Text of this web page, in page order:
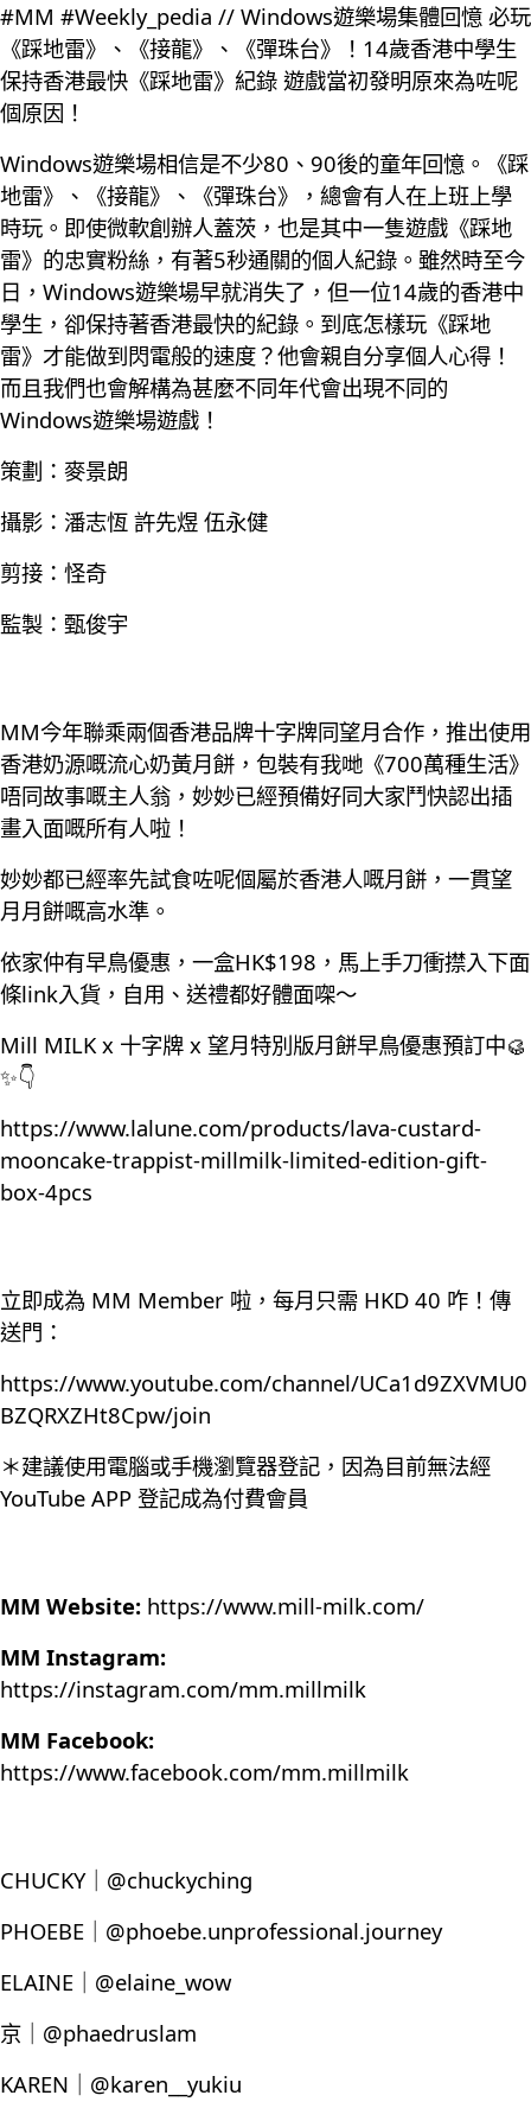
#MM #Weekly_pedia // Windows遊樂場集體回憶 必玩
《踩地雷》、《接龍》、《彈珠台》！14歲香港中學生
保持香港最快《踩地雷》紀錄 遊戲當初發明原來為咗呢
個原因！
Windows遊樂場相信是不少80、90後的童年回憶。《踩
地雷》、《接龍》、《彈珠台》，總會有人在上班上學
時玩。即使微軟創辦人蓋茨，也是其中一隻遊戲《踩地
雷》的忠實粉絲，有著5秒通關的個人紀錄。雖然時至今
日，Windows遊樂場早就消失了，但一位14歲的香港中
學生，卻保持著香港最快的紀錄。到底怎樣玩《踩地
雷》才能做到閃電般的速度？他會親自分享個人心得！
而且我們也會解構為甚麼不同年代會出現不同的
Windows遊樂場遊戲！
策劃：麥景朗
攝影：潘志恆 許先煜 伍永健
剪接：怪奇
監製：甄俊宇
MM今年聯乘兩個香港品牌十字牌同望月合作，推出使用
香港奶源嘅流心奶黃月餅，包裝有我哋《700萬種生活》
唔同故事嘅主人翁，妙妙已經預備好同大家鬥快認出插
畫入面嘅所有人啦！
妙妙都已經率先試食咗呢個屬於香港人嘅月餅，一貫望
月月餅嘅高水準。
依家仲有早鳥優惠，一盒HK$198，馬上手刀衝㩒入下面
條link入貨，自用、送禮都好體面㗎～
Mill MILK x 十字牌 x 望月特別版月餅早鳥優惠預訂中🥮
✨👇
https://www.lalune.com/products/lava-custard-
mooncake-trappist-millmilk-limited-edition-gift-
box-4pcs
立即成為 MM Member 啦，每月只需 HKD 40 咋！傳
送門：
https://www.youtube.com/channel/UCa1d9ZXVMU0
BZQRXZHt8Cpw/join
＊建議使用電腦或手機瀏覽器登記，因為目前無法經
YouTube APP 登記成為付費會員
MM Website: https://www.mill-milk.com/
MM Instagram:
https://instagram.com/mm.millmilk
MM Facebook:
https://www.facebook.com/mm.millmilk
CHUCKY｜@chuckyching
PHOEBE｜@phoebe.unprofessional.journey
ELAINE｜@elaine_wow
京｜@phaedruslam
KAREN｜@karen__yukiu